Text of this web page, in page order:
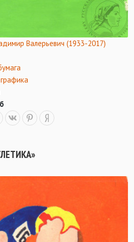
Валерьевич (1933-2017)